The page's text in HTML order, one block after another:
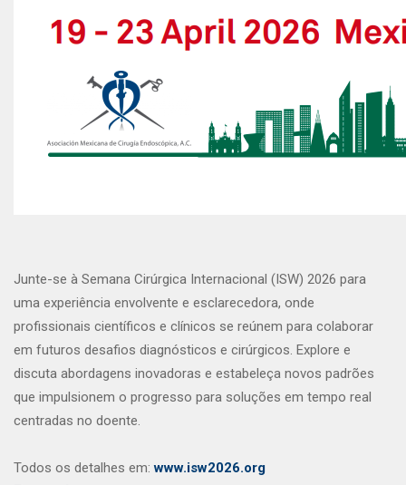
Junte-se à Semana Cirúrgica Internacional (ISW) 2026 para
uma experiência envolvente e esclarecedora, onde
profissionais científicos e clínicos se reúnem para colaborar
em futuros desafios diagnósticos e cirúrgicos. Explore e
discuta abordagens inovadoras e estabeleça novos padrões
que impulsionem o progresso para soluções em tempo real
centradas no doente.
Todos os detalhes em:www.isw2026.org